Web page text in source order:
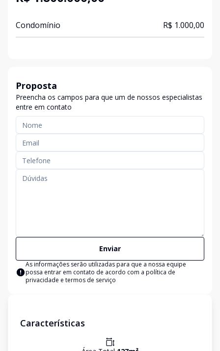
Condomínio R$ 1.000,00
Proposta
Preencha os campos para que um de nossos especialistas
entre em contato
Enviar
As informações serão utilizadas para que a nossa equipe
possa entrar em contato de acordo com a política de
privacidade e termos de serviço
Características